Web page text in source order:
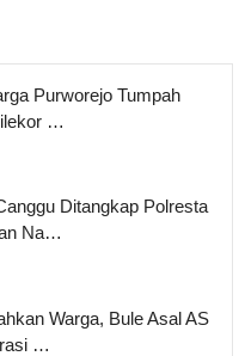
Purworejo Tumpah
…
Ditangkap Polresta
Na…
Warga, Bule Asal AS
…